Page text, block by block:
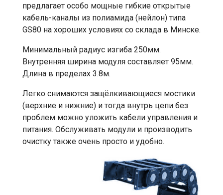
предлагает особо мощные гибкие открытые
кабель-каналы из полиамида (нейлон) типа
GS80 на хороших условиях со склада в Минске.
Минимальный радиус изгиба 250мм.
Внутренняя ширина модуля составляет 95мм.
Длина в пределах 3.8м.
Легко снимаются защёлкивающиеся мостики
(верхние и нижние) и тогда внутрь цепи без
проблем можно уложить кабели управления и
питания. Обслуживать модули и производить
очистку также очень просто и удобно.